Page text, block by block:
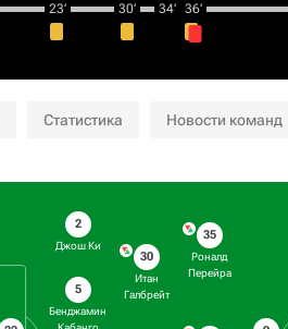
23‎’‎ 30‎’‎ 34‎’‎ 36‎’‎
Статистика Новости команд
2
Джош Ки
5
Бенджамин
30
Итан
Галбрейт
35
Роналд
Перейра